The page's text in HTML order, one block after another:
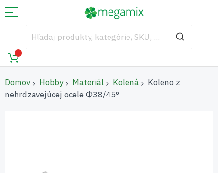
Domov Hobby Materiál Kolená
Koleno z
nehrdzavejúcej ocele Φ38/45°